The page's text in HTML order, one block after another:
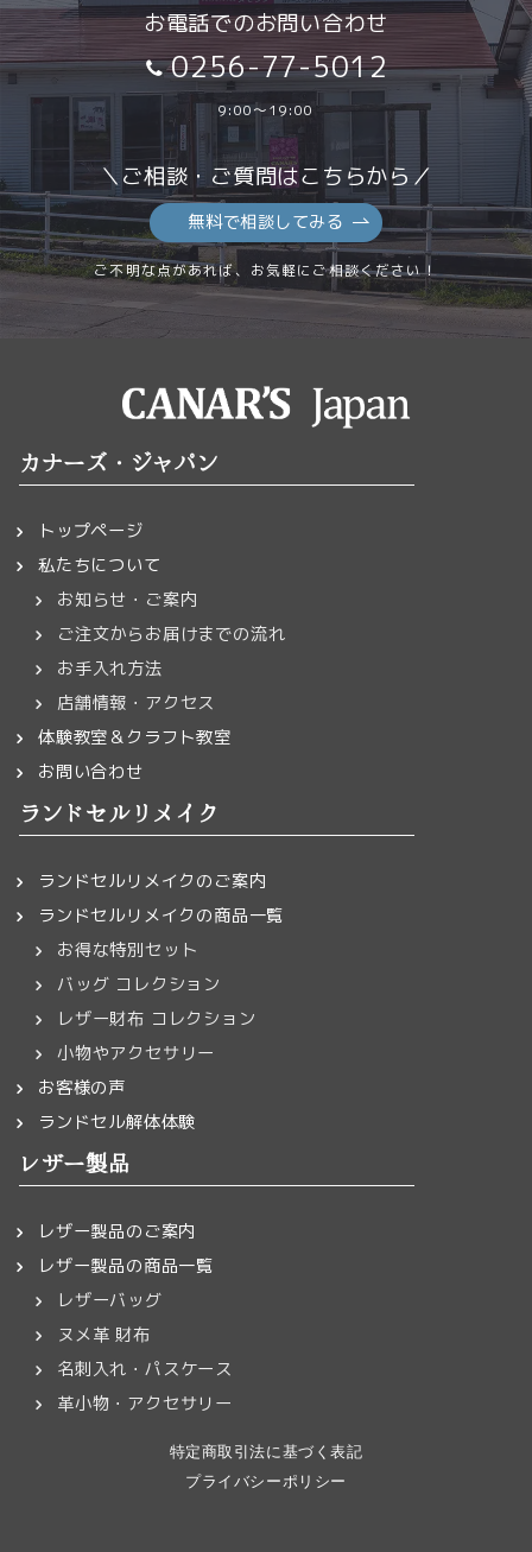
お電話でのお問い合わせ
0256-77-5012
9:00～19:00
＼ご相談・ご質問はこちらから／
無料で相談してみる
ご不明な点があれば、お気軽にご相談ください！
カナーズ・ジャパン
トップページ
私たちについて
お知らせ・ご案内
ご注文からお届けまでの流れ
お手入れ方法
店舗情報・アクセス
体験教室＆クラフト教室
お問い合わせ
ランドセルリメイク
ランドセルリメイクのご案内
ランドセルリメイクの商品一覧
お得な特別セット
バッグ コレクション
レザー財布 コレクション
小物やアクセサリー
お客様の声
ランドセル解体体験
レザー製品
レザー製品のご案内
レザー製品の商品一覧
レザーバッグ
ヌメ革 財布
名刺入れ・パスケース
革小物・アクセサリー
特定商取引法に基づく表記
プライバシーポリシー